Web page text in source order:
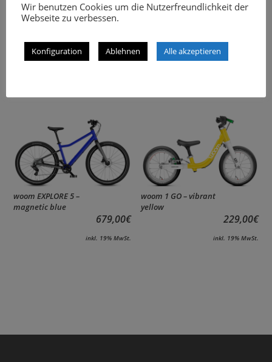
red
279,00€
grün
woom EXPLORE 5 –
magnetic blue
679,00€
inkl. 19% MwSt.
woom 1 GO – vibrant
yellow
229,00€
inkl. 19% MwSt.
Wir benutzen Cookies um die Nutzerfreundlichkeit der
Webseite zu verbessen.
Konfiguration Ablehnen Alle akzeptieren